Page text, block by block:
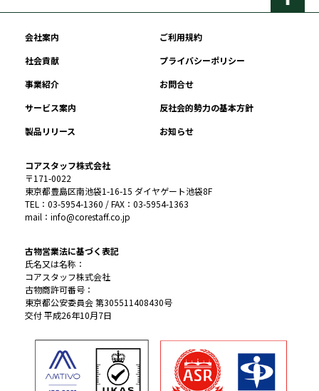
会社案内
ご利用規約
社会貢献
プライバシーポリシー
事業紹介
お問合せ
サービス案内
反社会的勢力の基本方針
製品リリース
お知らせ
コアスタッフ株式会社
〒171-0022
東京都豊島区南池袋1-16-15 ダイヤゲート池袋8F
TEL：03-5954-1360 / FAX：03-5954-1363
mail：info@corestaff.co.jp
古物営業法に基づく表記
氏名又は名称：
コアスタッフ株式会社
古物商許可番号：
東京都公安委員会 第305511408430号
交付 平成26年10月7日